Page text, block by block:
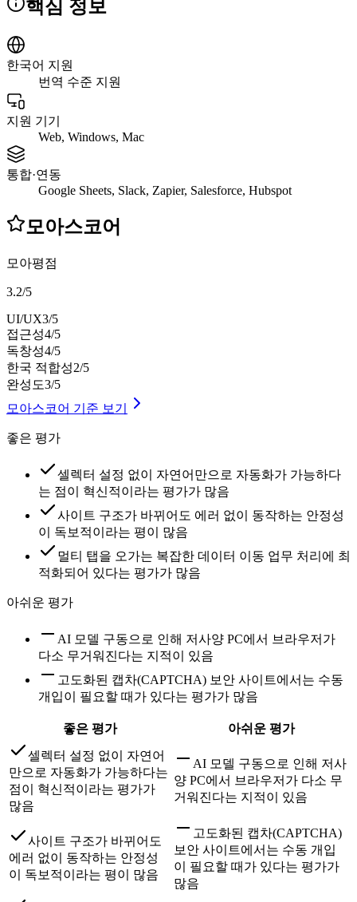
핵심 정보
한국어 지원
번역 수준 지원
지원 기기
Web, Windows, Mac
통합·연동
Google Sheets, Slack, Zapier, Salesforce, Hubspot
모아스코어
모아평점
3.2/5
UI/UX3/5
접근성4/5
독창성4/5
한국 적합성2/5
완성도3/5
모아스코어 기준 보기
좋은 평가
셀렉터 설정 없이 자연어만으로 자동화가 가능하다
는 점이 혁신적이라는 평가가 많음
사이트 구조가 바뀌어도 에러 없이 동작하는 안정성
이 독보적이라는 평이 많음
멀티 탭을 오가는 복잡한 데이터 이동 업무 처리에 최
적화되어 있다는 평가가 많음
아쉬운 평가
AI 모델 구동으로 인해 저사양 PC에서 브라우저가
다소 무거워진다는 지적이 있음
고도화된 캡차(CAPTCHA) 보안 사이트에서는 수동
개입이 필요할 때가 있다는 평가가 많음
좋은 평가
아쉬운 평가
셀렉터 설정 없이 자연어
만으로 자동화가 가능하다는
점이 혁신적이라는 평가가
많음
AI 모델 구동으로 인해 저사
양 PC에서 브라우저가 다소 무
거워진다는 지적이 있음
사이트 구조가 바뀌어도
에러 없이 동작하는 안정성
이 독보적이라는 평이 많음
고도화된 캡차(CAPTCHA)
보안 사이트에서는 수동 개입
이 필요할 때가 있다는 평가가
많음